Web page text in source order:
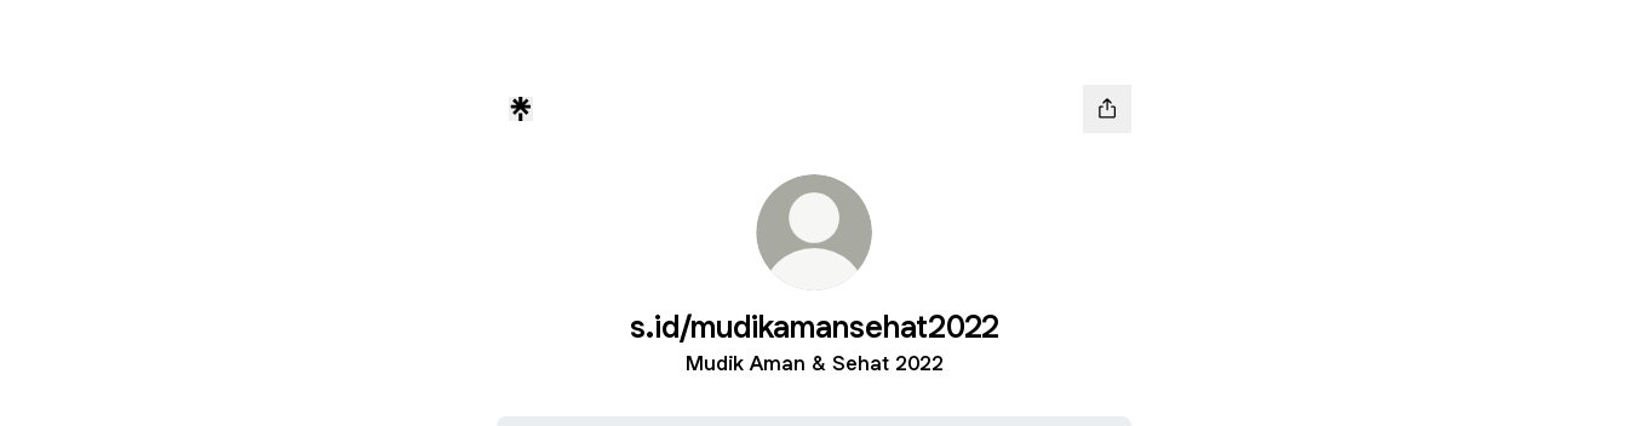
s.id/mudikamansehat2022
Mudik Aman & Sehat 2022